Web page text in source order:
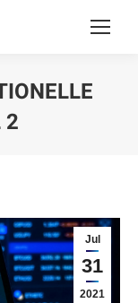
2
Jul
31
2021